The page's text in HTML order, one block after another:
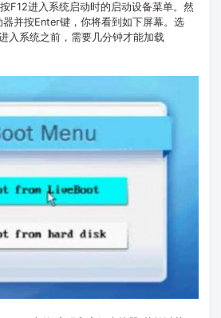
F12进入系统启动时的启动设备菜单。然
器并按Enter键，你将看到如下屏幕。选
入系统之前，需要几分钟才能加载